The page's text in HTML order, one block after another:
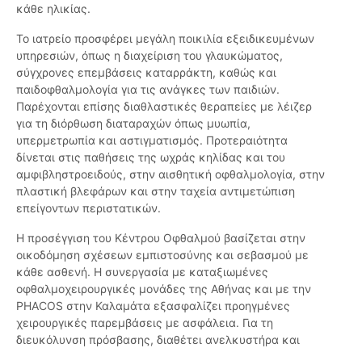
κάθε ηλικίας.
Το ιατρείο προσφέρει μεγάλη ποικιλία εξειδικευμένων
υπηρεσιών, όπως η διαχείριση του γλαυκώματος,
σύγχρονες επεμβάσεις καταρράκτη, καθώς και
παιδοφθαλμολογία για τις ανάγκες των παιδιών.
Παρέχονται επίσης διαθλαστικές θεραπείες με λέιζερ
για τη διόρθωση διαταραχών όπως μυωπία,
υπερμετρωπία και αστιγματισμός. Προτεραιότητα
δίνεται στις παθήσεις της ωχράς κηλίδας και του
αμφιβληστροειδούς, στην αισθητική οφθαλμολογία, στην
πλαστική βλεφάρων και στην ταχεία αντιμετώπιση
επείγοντων περιστατικών.
Η προσέγγιση του Κέντρου Οφθαλμού βασίζεται στην
οικοδόμηση σχέσεων εμπιστοσύνης και σεβασμού με
κάθε ασθενή. Η συνεργασία με καταξιωμένες
οφθαλμοχειρουργικές μονάδες της Αθήνας και με την
PHACOS στην Καλαμάτα εξασφαλίζει προηγμένες
χειρουργικές παρεμβάσεις με ασφάλεια. Για τη
διευκόλυνση πρόσβασης, διαθέτει ανελκυστήρα και